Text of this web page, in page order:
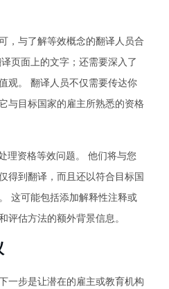
，与了解等效概念的翻译人员合
页面上的文字；还需要深入了
观。 翻译人员不仅需要传达你
与目标国家的雇主所熟悉的资格
理资格等效问题。 他们将与您
得到翻译，而且还以符合目标国
这可能包括添加解释性注释或
评估方法的额外背景信息。
一步是让潜在的雇主或教育机构